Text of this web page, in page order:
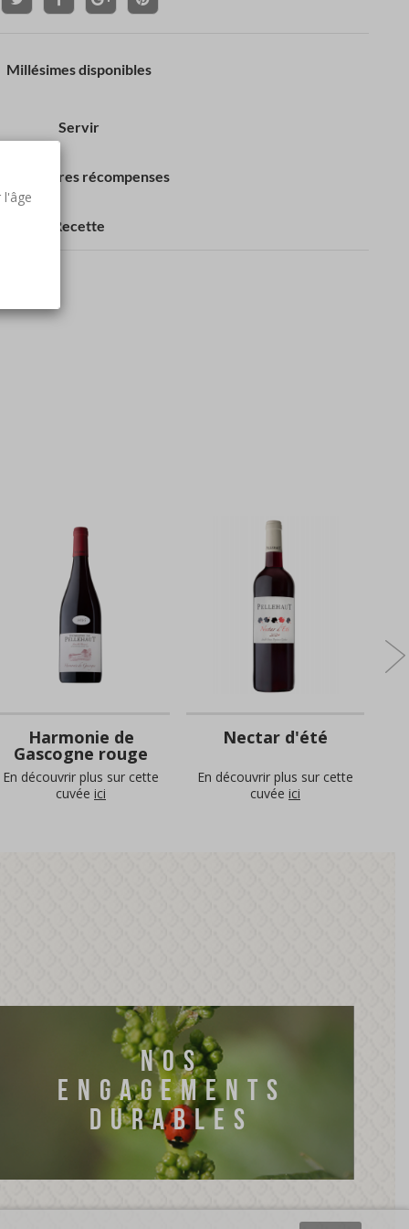
l'âge
Millésimes disponibles
Servir
dernières récompenses
Recette
Harmonie de
Gascogne rouge
En découvrir plus sur cette
cuvée ici
Nectar d'été
En découvrir plus sur cette
cuvée ici
NOS
ENGAGEMENTS
DURABLES